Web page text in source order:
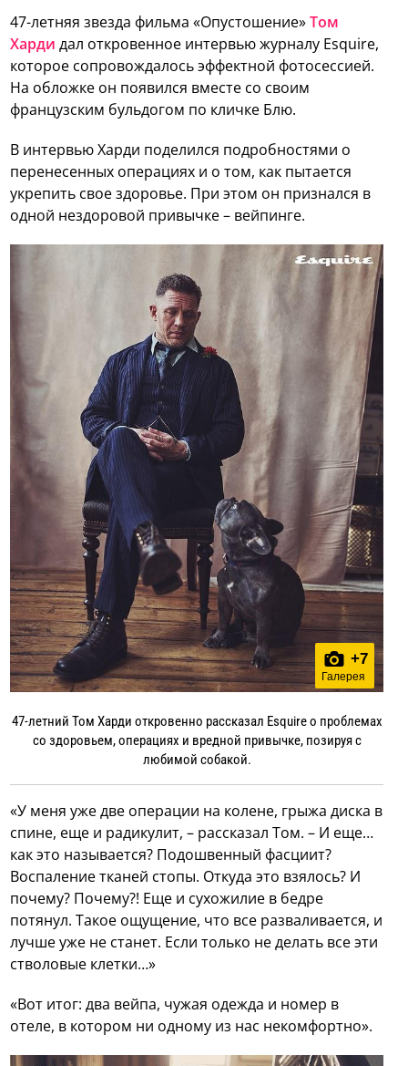
47-летняя звезда фильма «Опустошение»Том
Харди дал откровенное интервью журналу Esquire,
которое сопровождалось эффектной фотосессией.
На обложке он появился вместе со своим
французским бульдогом по кличке Блю.
В интервью Харди поделился подробностями о
перенесенных операциях и о том, как пытается
укрепить свое здоровье. При этом он признался в
одной нездоровой привычке – вейпинге.
+7
Галерея
47-летний Том Харди откровенно рассказал Esquire о проблемах
со здоровьем, операциях и вредной привычке, позируя с
любимой собакой.
«У меня уже две операции на колене, грыжа диска в
спине, еще и радикулит, – рассказал Том. – И еще…
как это называется? Подошвенный фасциит?
Воспаление тканей стопы. Откуда это взялось? И
почему? Почему?! Еще и сухожилие в бедре
потянул. Такое ощущение, что все разваливается, и
лучше уже не станет. Если только не делать все эти
стволовые клетки…»
«Вот итог: два вейпа, чужая одежда и номер в
отеле, в котором ни одному из нас некомфортно».